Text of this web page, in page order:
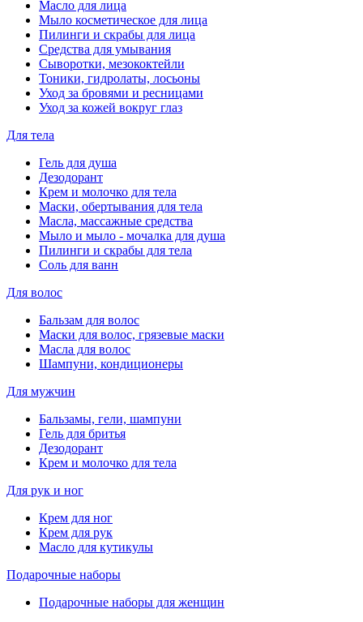
Масло для лица
Мыло косметическое для лица
Пилинги и скрабы для лица
Средства для умывания
Сыворотки, мезококтейли
Тоники, гидролаты, лосьоны
Уход за бровями и ресницами
Уход за кожей вокруг глаз
Для тела
Гель для душа
Дезодорант
Крем и молочко для тела
Маски, обертывания для тела
Масла, массажные средства
Мыло и мыло - мочалка для душа
Пилинги и скрабы для тела
Соль для ванн
Для волос
Бальзам для волос
Маски для волос, грязевые маски
Масла для волос
Шампуни, кондиционеры
Для мужчин
Бальзамы, гели, шампуни
Гель для бритья
Дезодорант
Крем и молочко для тела
Для рук и ног
Крем для ног
Крем для рук
Масло для кутикулы
Подарочные наборы
Подарочные наборы для женщин